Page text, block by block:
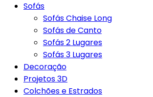
Sofás
Sofás Chaise Long
Sofás de Canto
Sofás 2 Lugares
Sofás 3 Lugares
Decoração
Projetos 3D
Colchões e Estrados